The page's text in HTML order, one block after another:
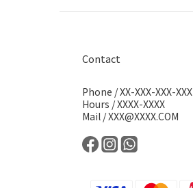
Contact
Phone / XX-XXX-XXX-XXX
Hours / XXXX-XXXX
Mail / XXX@XXXX.COM